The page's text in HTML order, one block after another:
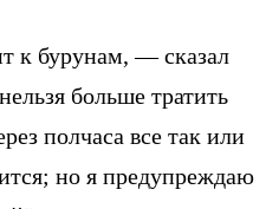
к бурунам, — сказал
больше тратить
полчаса все так или
но я предупреждаю